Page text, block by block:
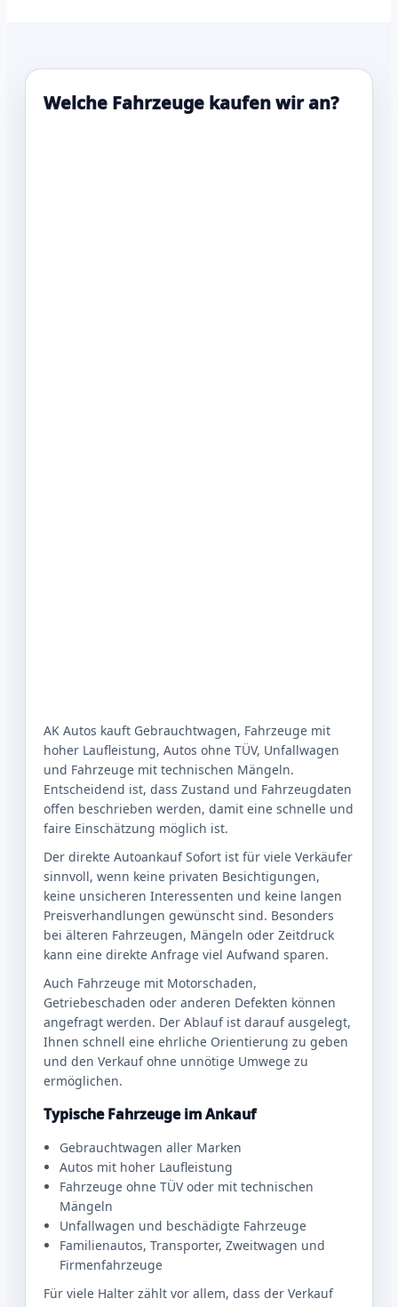
Welche Fahrzeuge kaufen wir an?
AK Autos kauft Gebrauchtwagen, Fahrzeuge mit
hoher Laufleistung, Autos ohne TÜV, Unfallwagen
und Fahrzeuge mit technischen Mängeln.
Entscheidend ist, dass Zustand und Fahrzeugdaten
offen beschrieben werden, damit eine schnelle und
faire Einschätzung möglich ist.
Der direkte Autoankauf Sofort ist für viele Verkäufer
sinnvoll, wenn keine privaten Besichtigungen,
keine unsicheren Interessenten und keine langen
Preisverhandlungen gewünscht sind. Besonders
bei älteren Fahrzeugen, Mängeln oder Zeitdruck
kann eine direkte Anfrage viel Aufwand sparen.
Auch Fahrzeuge mit Motorschaden,
Getriebeschaden oder anderen Defekten können
angefragt werden. Der Ablauf ist darauf ausgelegt,
Ihnen schnell eine ehrliche Orientierung zu geben
und den Verkauf ohne unnötige Umwege zu
ermöglichen.
Typische Fahrzeuge im Ankauf
Gebrauchtwagen aller Marken
Autos mit hoher Laufleistung
Fahrzeuge ohne TÜV oder mit technischen
Mängeln
Unfallwagen und beschädigte Fahrzeuge
Familienautos, Transporter, Zweitwagen und
Firmenfahrzeuge
Für viele Halter zählt vor allem, dass der Verkauf